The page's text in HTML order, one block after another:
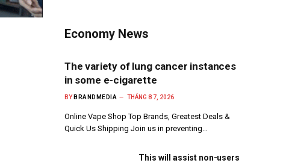
Economy News
The variety of lung cancer instances
in some e-cigarette
BY BRANDMEDIA THÁNG 8 7, 2026
Online Vape Shop Top Brands, Greatest Deals &
Quick Us Shipping Join us in preventing…
This will assist non-users